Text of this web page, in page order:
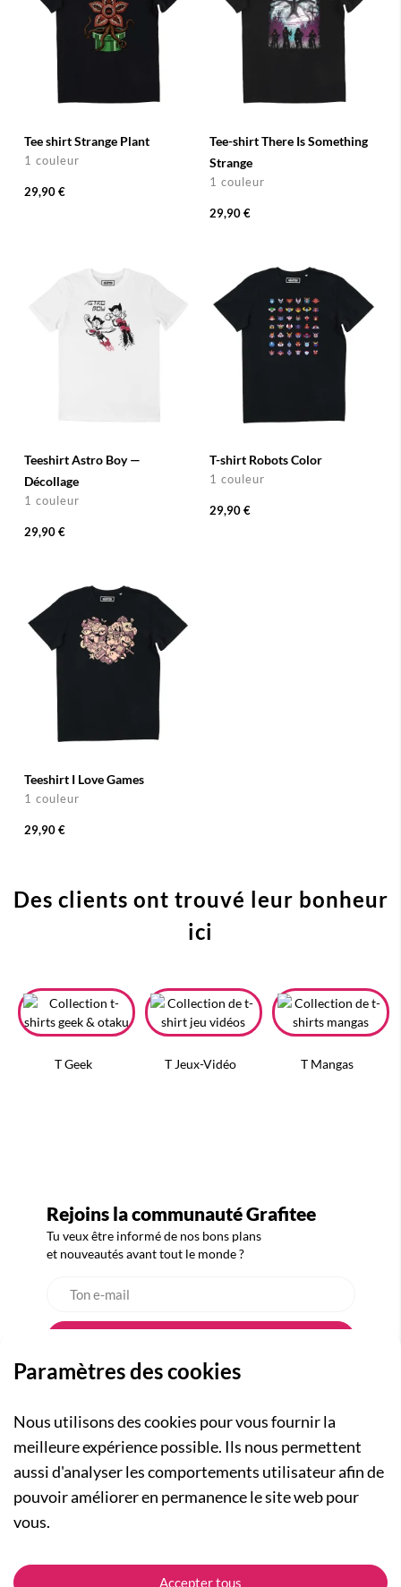
Tee shirt Strange Plant
1 couleur
29,90 €
Tee-shirt There Is Something
Strange
1 couleur
29,90 €
Teeshirt Astro Boy —
Décollage
1 couleur
29,90 €
T-shirt Robots Color
1 couleur
29,90 €
Teeshirt I Love Games
1 couleur
29,90 €
Des clients ont trouvé leur bonheur
ici
T Geek T Jeux-Vidéo T Mangas
Rejoins la communauté Grafitee
Tu veux être informé de nos bons plans
et nouveautés avant tout le monde ?
A PROPOS
Qui sommes-nous ?
Actualités
Nos engagements
Collection Femme
ASSISTANCE
Paramètres des cookies
Nous utilisons des cookies pour vous fournir la
meilleure expérience possible. Ils nous permettent
aussi d'analyser les comportements utilisateur afin de
pouvoir améliorer en permanence le site web pour
vous.
Accepter tous